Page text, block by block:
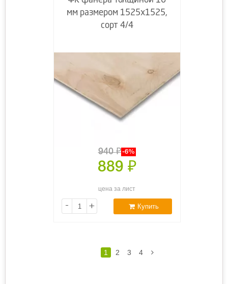
мм размером 1525х1525,
сорт 4/4
940₽ -6%
889 ₽
цена за лист
- + Купить
1 2 3 4